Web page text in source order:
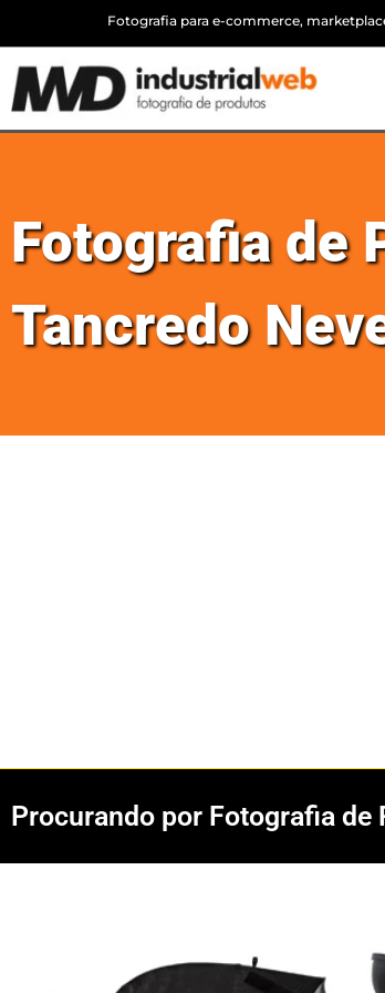
Fotografia para e-commerce,
Fotografia de
Tancredo
Procurando por Fotografia